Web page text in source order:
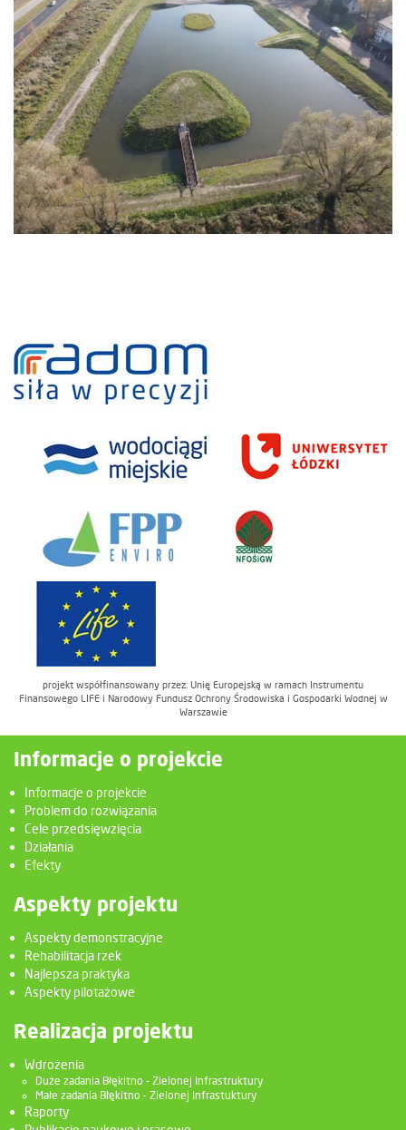
projekt współfinansowany przez: Unię Europejską w ramach Instrumentu
Finansowego LIFE i Narodowy Fundusz Ochrony Środowiska i Gospodarki Wodnej w
Warszawie
Informacje o projekcie
Informacje o projekcie
Problem do rozwiązania
Cele przedsięwzięcia
Działania
Efekty
Aspekty projektu
Aspekty demonstracyjne
Rehabilitacja rzek
Najlepsza praktyka
Aspekty pilotażowe
Realizacja projektu
Wdrożenia
Duże zadania Błękitno - Zielonej Infrastruktury
Małe zadania Błękitno - Zielonej Infrastuktury
Raporty